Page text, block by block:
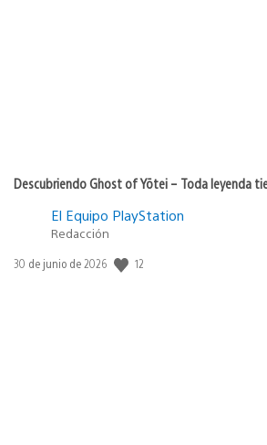
Descubriendo Ghost of Yōtei – Toda leyenda
El Equipo PlayStation
Redacción
Fecha
30 de junio de 2026 12